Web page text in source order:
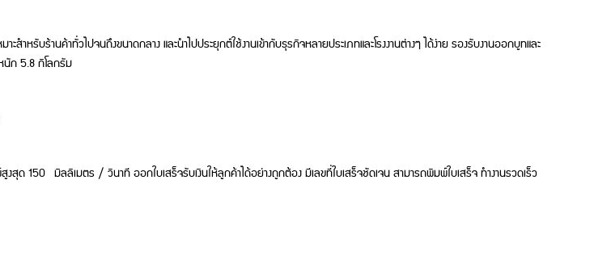
สำหรับร้านค้าทั่วไปจนถึงขนาดกลาง และนำไปประยุกต์ใช้งานเข้ากับธุรกิจหลายประเภทและโรงงานต่างๆ ได้ง่าย รองรับงานออกบูทและ
นัก 5.8 กิโลกรัม
150 มิลลิเมตร / วินาที ออกใบเสร็จรับเงินให้ลูกค้าได้อย่างถูกต้อง มีเลขที่ใบเสร็จชัดเจน สามารถพิมพ์ใบเสร็จ ทำงานรวดเร็ว